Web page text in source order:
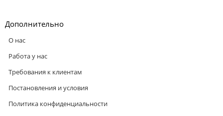
Дополнительно
О нас
Работа у нас
Требования к клиентам
Постановления и условия
Политика конфиденциальности